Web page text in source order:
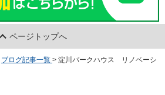
ページトップへ
ブログ記事一覧 > 淀川パークハウス リノベーシ